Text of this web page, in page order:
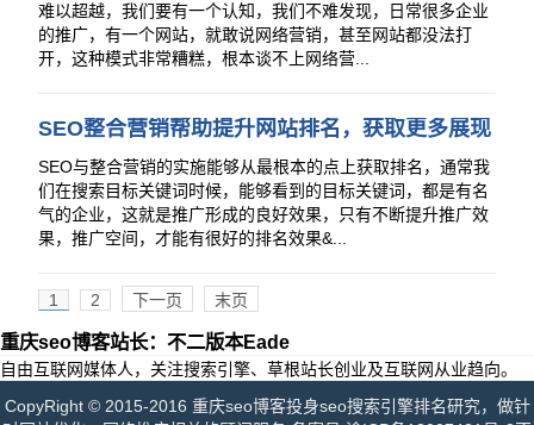
难以超越，我们要有一个认知，我们不难发现，日常很多企业
的推广，有一个网站，就敢说网络营销，甚至网站都没法打
开，这种模式非常糟糕，根本谈不上网络营...
SEO整合营销帮助提升网站排名，获取更多展现
SEO与整合营销的实施能够从最根本的点上获取排名，通常我
们在搜索目标关键词时候，能够看到的目标关键词，都是有名
气的企业，这就是推广形成的良好效果，只有不断提升推广效
果，推广空间，才能有很好的排名效果&...
1 2 下一页 末页
重庆seo博客站长：不二版本Eade
自由互联网媒体人，关注搜索引擎、草根站长创业及互联网从业趋向。
CopyRight © 2015-2016 重庆seo博客投身seo搜索引擎排名研究，做针